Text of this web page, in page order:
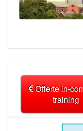
Offerte in-
training